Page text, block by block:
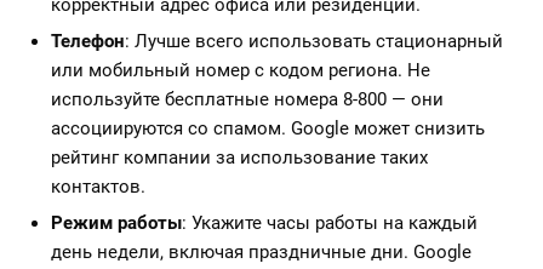
корректный адрес офиса или резиденции.
Телефон: Лучше всего использовать стационарный
или мобильный номер с кодом региона. Не
используйте бесплатные номера 8-800 — они
ассоциируются со спамом. Google может снизить
рейтинг компании за использование таких
контактов.
Режим работы: Укажите часы работы на каждый
день недели, включая праздничные дни. Google